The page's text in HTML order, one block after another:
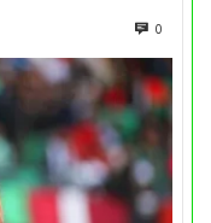
0